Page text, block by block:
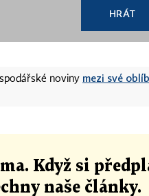
HRÁT
noviny mezi své
Když si
naše články.